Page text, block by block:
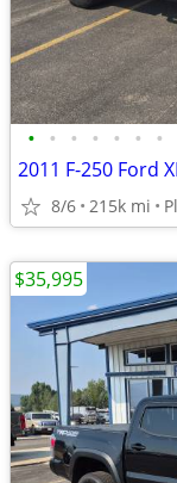
• • • • • • •
2011 F-250 Ford
8/6 215k mi
$35,995